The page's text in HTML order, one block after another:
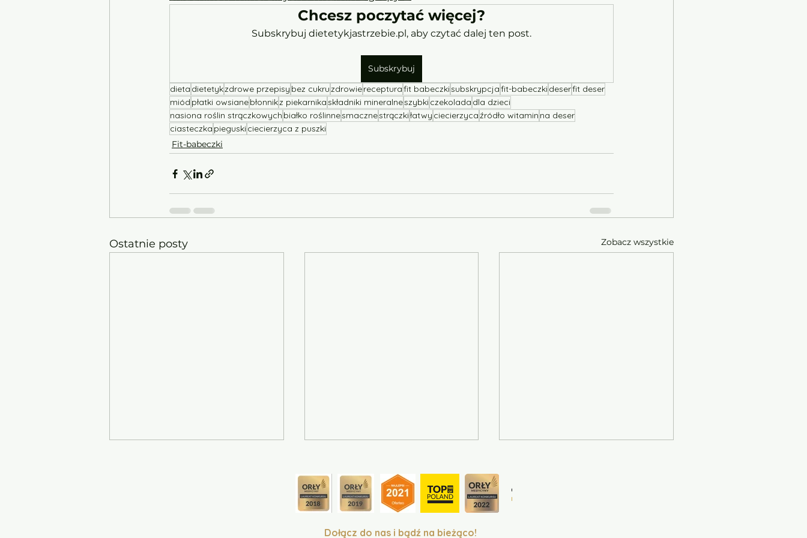
Chcesz poczytać więcej?
Subskrybuj dietetykjastrzebie.pl, aby czytać dalej ten post.
Subskrybuj
dieta dietetykzdrowe przepisy bez cukruzdrowierecepturafit babeczkisubskrypcjafit-babeczki deserfit deser
miód płatki owsianebłonnikz piekarnikaskładniki mineralneszybki czekolada dla dzieci
nasiona roślin strączkowych białko roślinnesmacznestrączkiłatwy ciecierzycaźródło witamin na deser
ciasteczka pieguski ciecierzyca z puszki
Fit-babeczki
Ostatnie posty Zobacz wszystkie
Dołącz do nas i bądź na bieżąco!